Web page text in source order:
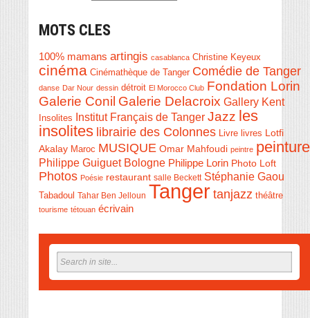
MOTS CLES
100% mamans artingis casablanca Christine Keyeux
cinéma Cinémathèque de Tanger Comédie de Tanger
danse Dar Nour dessin détroit El Morocco Club Fondation Lorin
Galerie Conil Galerie Delacroix Gallery Kent
Insolites Institut Français de Tanger Jazz les
insolites librairie des Colonnes Livre livres Lotfi
Akalay Maroc MUSIQUE Omar Mahfoudi peintre peinture
Philippe Guiguet Bologne Philippe Lorin Photo Loft
Photos Poésie restaurant salle Beckett Stéphanie Gaou
Tabadoul Tahar Ben Jelloun Tanger tanjazz théâtre
tourisme tétouan écrivain